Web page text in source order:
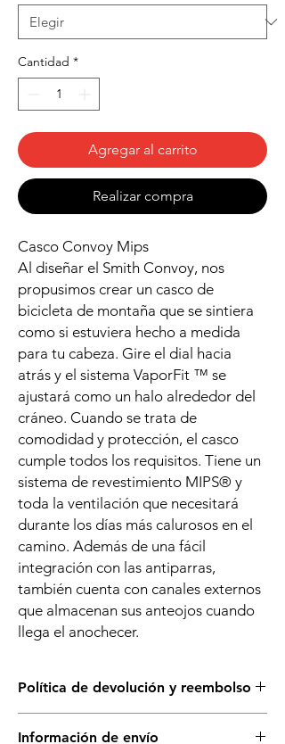
Cantidad *
Agregar al carrito
Realizar compra
Casco Convoy Mips
Al diseñar el Smith Convoy, nos
propusimos crear un casco de
bicicleta de montaña que se sintiera
como si estuviera hecho a medida
para tu cabeza. Gire el dial hacia
atrás y el sistema VaporFit ™ se
ajustará como un halo alrededor del
cráneo. Cuando se trata de
comodidad y protección, el casco
cumple todos los requisitos. Tiene un
sistema de revestimiento MIPS® y
toda la ventilación que necesitará
durante los días más calurosos en el
camino. Además de una fácil
integración con las antiparras,
también cuenta con canales externos
que almacenan sus anteojos cuando
llega el anochecer.
Política de devolución y reembolso
sellado y en su empaque original. No se
Información de envío